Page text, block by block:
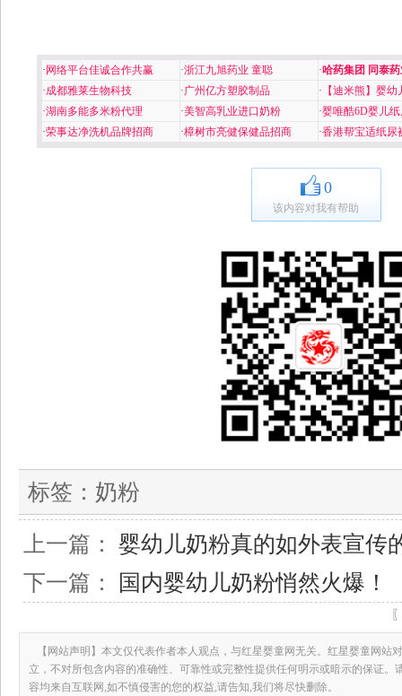
· 网络平台佳诚合作共赢 ·浙江九旭药业 童聪 ·哈药集团 同泰
·成都雅莱生物科技 ·广州亿方塑胶制品 · 【迪米熊】婴幼
·湖南多能多米粉代理 ·美智高乳业进口奶粉 ·婴唯酷6D婴儿
·荣事达净洗机品牌招商 ·樟树市亮健保健品招商 ·香港帮宝适纸尿
0
该内容对我有帮助
标签： 奶粉
上一篇： 婴幼儿奶粉真的如外表宣传
下一篇：
国内婴幼儿奶粉悄然火爆！
【网站声明】本文仅代表作者本人观点，与红星婴童网无关。红星婴童网站
立，不对所包含内容的准确性、可靠性或完整性提供任何明示或暗示的保证。
容均来自互联网,如不慎侵害的您的权益,请告知,我们将尽快删除。